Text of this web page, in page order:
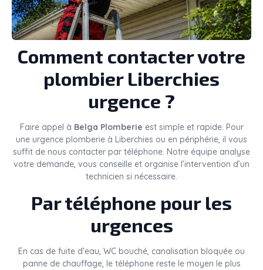
Comment contacter votre
plombier Liberchies
urgence ?
Faire appel à Belga Plomberie est simple et rapide. Pour
une urgence plomberie à Liberchies ou en périphérie, il vous
suffit de nous contacter par téléphone. Notre équipe analyse
votre demande, vous conseille et organise l’intervention d’un
technicien si nécessaire.
Par téléphone pour les
urgences
En cas de fuite d’eau, WC bouché, canalisation bloquée ou
panne de chauffage, le téléphone reste le moyen le plus